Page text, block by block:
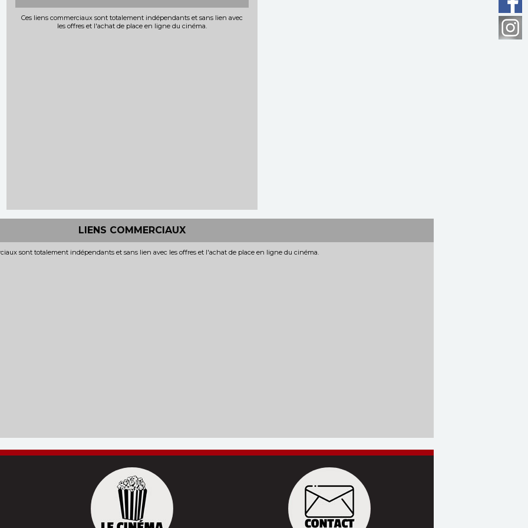
Ces liens commerciaux sont totalement indépendants et sans lien avec
les offres et l'achat de place en ligne du cinéma.
LIENS COMMERCIAUX
sont totalement indépendants et sans lien avec les offres et l'achat de place en ligne du cinéma.